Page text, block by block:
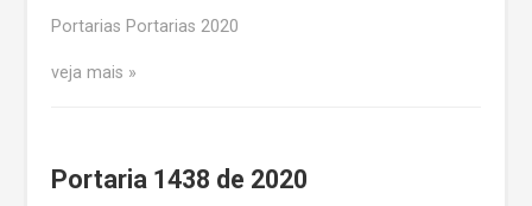
Portarias Portarias 2020
veja mais
Portaria 1438 de 2020